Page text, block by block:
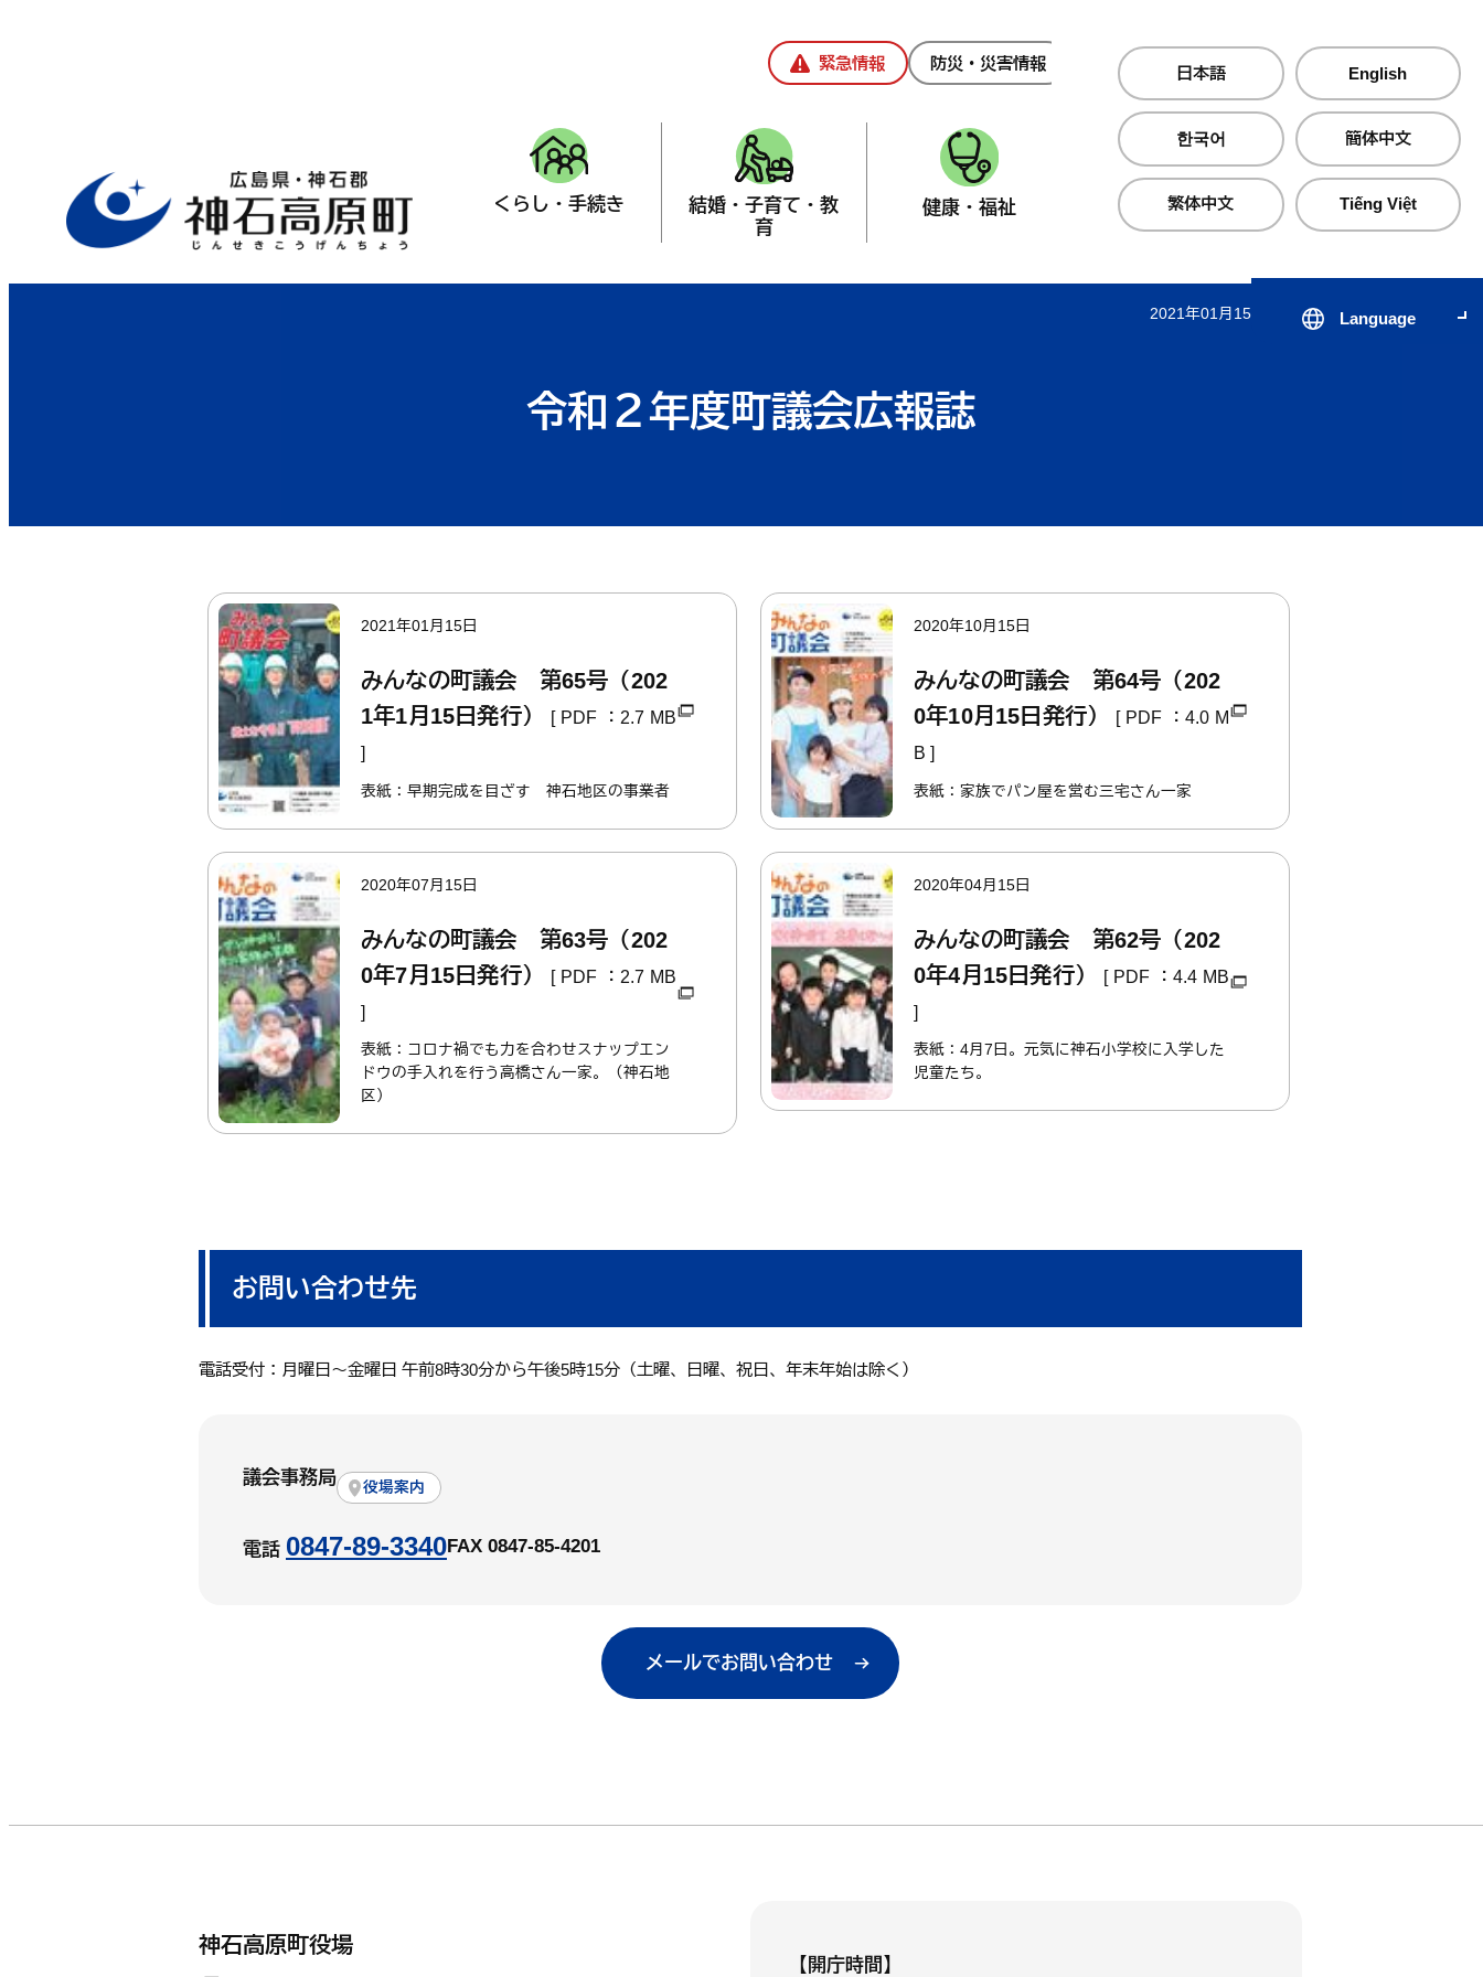
くらし・手続き
くらし・手続きトップ ごみ・環境
墓地
結婚・子育て・教
育
結婚・子育て・教育
結婚・子育て・教育トップ
（健診・予防接種・医療）
健康・福祉
健康・福祉
健康・福祉トップ
産業・仕事
産業・仕事
町政情報
緊急情報 防災・災害情報 夜間・休日診療
日本語 English
한국어 簡体中文
繁体中文 Tiếng Việt
Language
ホーム > 行政サイト > 役場案内
2021年01月15日 更新
令和２年度町議会広報誌
2021年01月15日
みんなの町議会 第65号（202
1年1月15日発行）
[ PDF ：2.7 MB
]
表紙：早期完成を目ざす 神石地区の事業者
2020年10月15日
みんなの町議会 第64号（202
0年10月15日発行）
[ PDF ：4.0 M
B ]
表紙：家族でパン屋を営む三宅さん一家
2020年07月15日
みんなの町議会 第63号（202
0年7月15日発行）
[ PDF ：2.7 MB
]
表紙：コロナ禍でも力を合わせスナップエン
ドウの手入れを行う高橋さん一家。（神石地
区）
2020年04月15日
みんなの町議会 第62号（202
0年4月15日発行）
[ PDF ：4.4 MB
]
表紙：4月7日。元気に神石小学校に入学した
児童たち。
お問い合わせ先
電話受付：月曜日～金曜日 午前8時30分から午後5時15分（土曜、日曜、祝日、年末年始は除く）
議会事務局 役場案内
電話 0847-89-3340FAX 0847-85-4201
メールでお問い合わせ
神石高原町役場
【開庁時間】